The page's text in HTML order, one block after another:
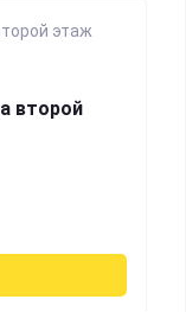
второй